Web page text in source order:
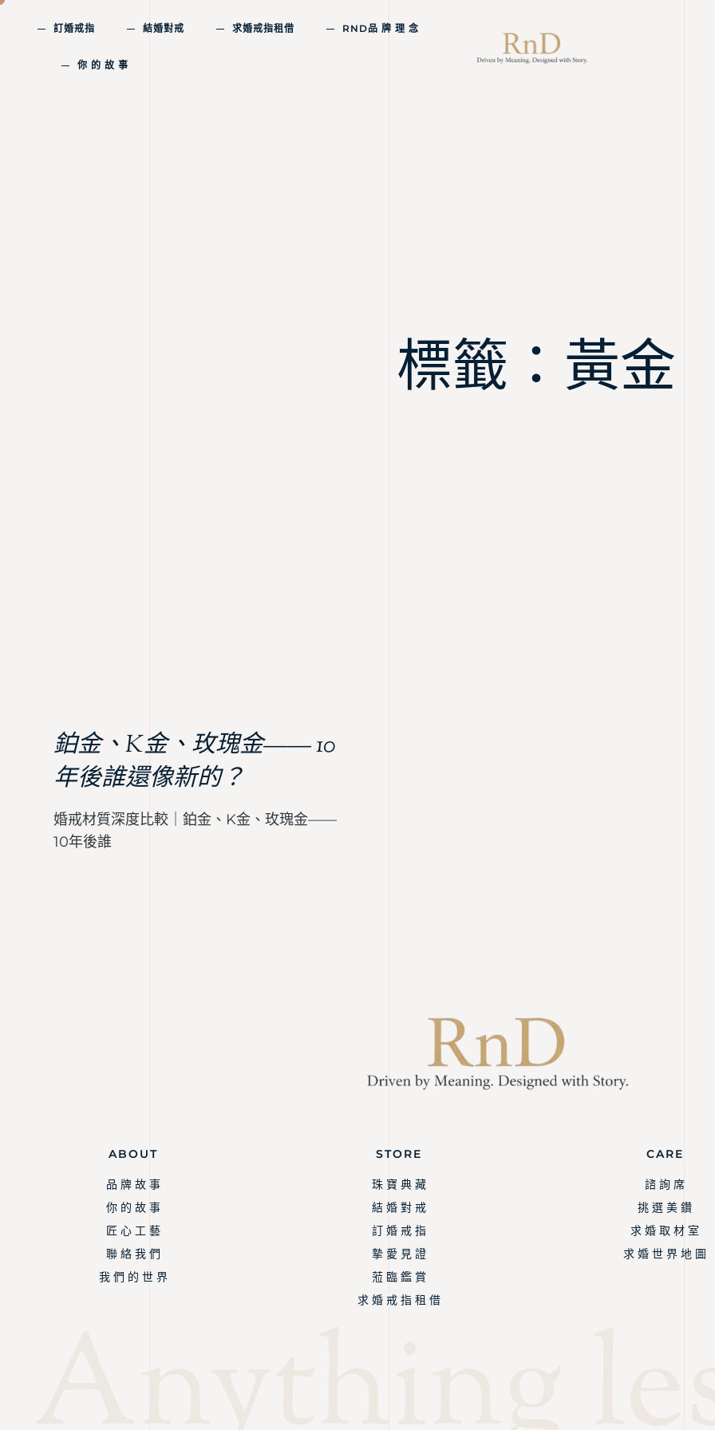
訂婚戒指 結婚對戒 求婚戒指租借 RND品 牌 理 念
你 的 故 事
標籤：黃金
鉑金、K金、玫瑰金—— 10
年後誰還像新的？
婚戒材質深度比較｜鉑金、K金、玫瑰金——
10年後誰
ABOUT
品 牌 故 事
你 的 故 事
匠 心 工 藝
聯 絡 我 們
我 們 的 世 界
STORE
珠 寶 典 藏
結 婚 對 戒
訂 婚 戒 指
摯 愛 見 證
蒞 臨 鑑 賞
求 婚 戒 指 租 借
CARE
諮 詢 席
挑 選 美 鑽
求 婚 取 材 室
求 婚 世 界 地 圖